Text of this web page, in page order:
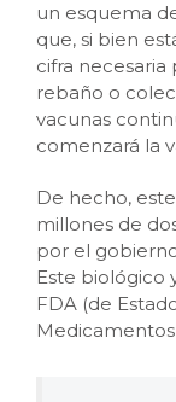
un esquema
que, si bien
cifra necesaria
rebaño o
vacunas
comenzará la
De hecho,
millones de
por el
Este biológico
FDA (de
Medicamentos